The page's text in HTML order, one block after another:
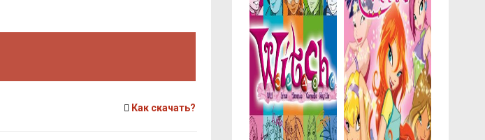
Как скачать?